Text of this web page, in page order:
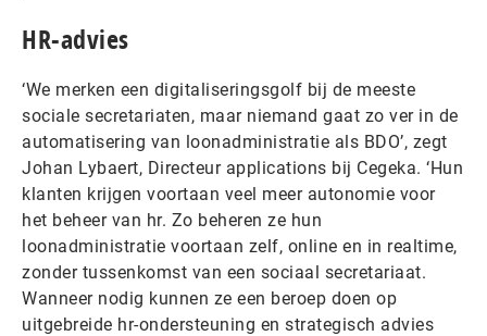
HR-advies
‘We merken een digitaliseringsgolf bij de meeste
sociale secretariaten, maar niemand gaat zo ver in de
automatisering van loonadministratie als BDO’, zegt
Johan Lybaert, Directeur applications bij Cegeka. ‘Hun
klanten krijgen voortaan veel meer autonomie voor
het beheer van hr. Zo beheren ze hun
loonadministratie voortaan zelf, online en in realtime,
zonder tussenkomst van een sociaal secretariaat.
Wanneer nodig kunnen ze een beroep doen op
uitgebreide hr-ondersteuning en strategisch advies